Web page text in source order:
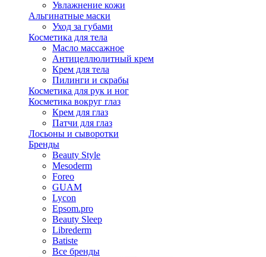
Увлажнение кожи
Альгинатные маски
Уход за губами
Косметика для тела
Масло массажное
Антицеллюлитный крем
Крем для тела
Пилинги и скрабы
Косметика для рук и ног
Косметика вокруг глаз
Крем для глаз
Патчи для глаз
Лосьоны и сыворотки
Бренды
Beauty Style
Mesoderm
Foreo
GUAM
Lycon
Epsom.pro
Beauty Sleep
Librederm
Batiste
Все бренды